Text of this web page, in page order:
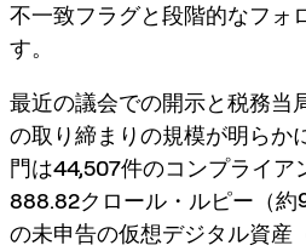
不一致フラグと段階的なフォ
す。
最近の議会での開示と税務当
の取り締まりの規模が明らか
門は44,507件のコンプライア
888.82クロール・ルピー （約
の未申告の仮想デジタル資産